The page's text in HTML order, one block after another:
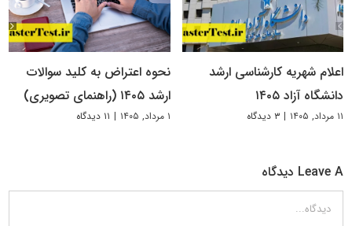
اعلام شهریه کارشناسی ارشد
دانشگاه آزاد ۱۴۰۵
۱۱ مرداد, ۱۴۰۵ | ۳ دیدگاه
نحوه اعتراض به کلید سوالات
ارشد ۱۴۰۵ (راهنمای تصویری)
۱ مرداد, ۱۴۰۵ | ۱۱ دیدگاه
Leave A دیدگاه
دیدگاه